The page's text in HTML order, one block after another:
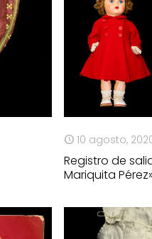
10 agosto,
Registro de
Mariquita Pérez»